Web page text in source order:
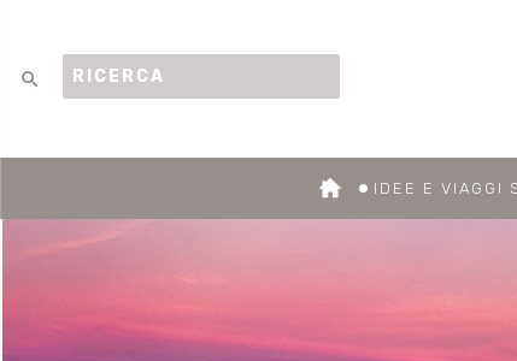
search
IDEE E VIAGGI